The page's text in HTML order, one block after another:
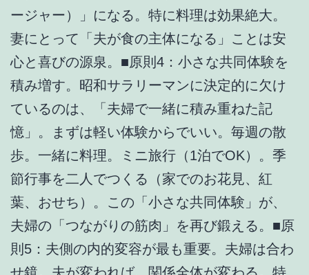
ージャー）」になる。特に料理は効果絶大。
妻にとって「夫が食の主体になる」ことは安
心と喜びの源泉。■原則4：小さな共同体験を
積み増す。昭和サラリーマンに決定的に欠け
ているのは、「夫婦で一緒に積み重ねた記
憶」。まずは軽い体験からでいい。毎週の散
歩。一緒に料理。ミニ旅行（1泊でOK）。季
節行事を二人でつくる（家でのお花見、紅
葉、おせち）。この「小さな共同体験」が、
夫婦の「つながりの筋肉」を再び鍛える。■原
則5：夫側の内的変容が最も重要。夫婦は合わ
せ鏡。夫が変われば、関係全体が変わる。特